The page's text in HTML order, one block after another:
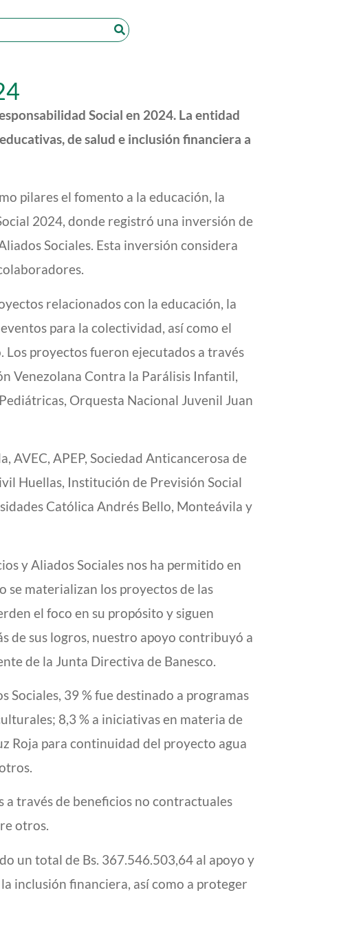
Social en 2024. La entidad
de salud e inclusión financiera a
pilares el fomento a la educación, la
2024, donde registró una inversión de
Sociales. Esta inversión considera
relacionados con la educación, la
para la colectividad, así como el
Los proyectos fueron ejecutados a través
Venezolana Contra la Parálisis Infantil,
Orquesta Nacional Juvenil Juan
AVEC, APEP, Sociedad Anticancerosa de
Huellas, Institución de Previsión Social
Católica Andrés Bello, Monteávila y
y Aliados Sociales nos ha permitido en
se materializan los proyectos de las
el foco en su propósito y siguen
de sus logros, nuestro apoyo contribuyó a
de la Junta Directiva de Banesco.
Sociales, 39 % fue destinado a programas
8,3 % a iniciativas en materia de
Roja para continuidad del proyecto agua
a través de beneficios no contractuales
otros.
un total de Bs. 367.546.503,64 al apoyo y
inclusión financiera, así como a proteger